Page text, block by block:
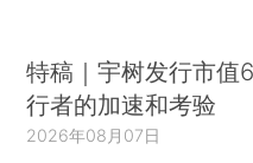
特稿｜宇树发行市值
行者的加速和考验
2026年08月07日